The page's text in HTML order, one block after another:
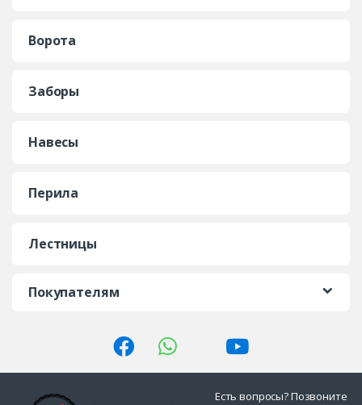
Ворота
Заборы
Навесы
Перила
Лестницы
Покупателям
Есть вопросы? Позвоните